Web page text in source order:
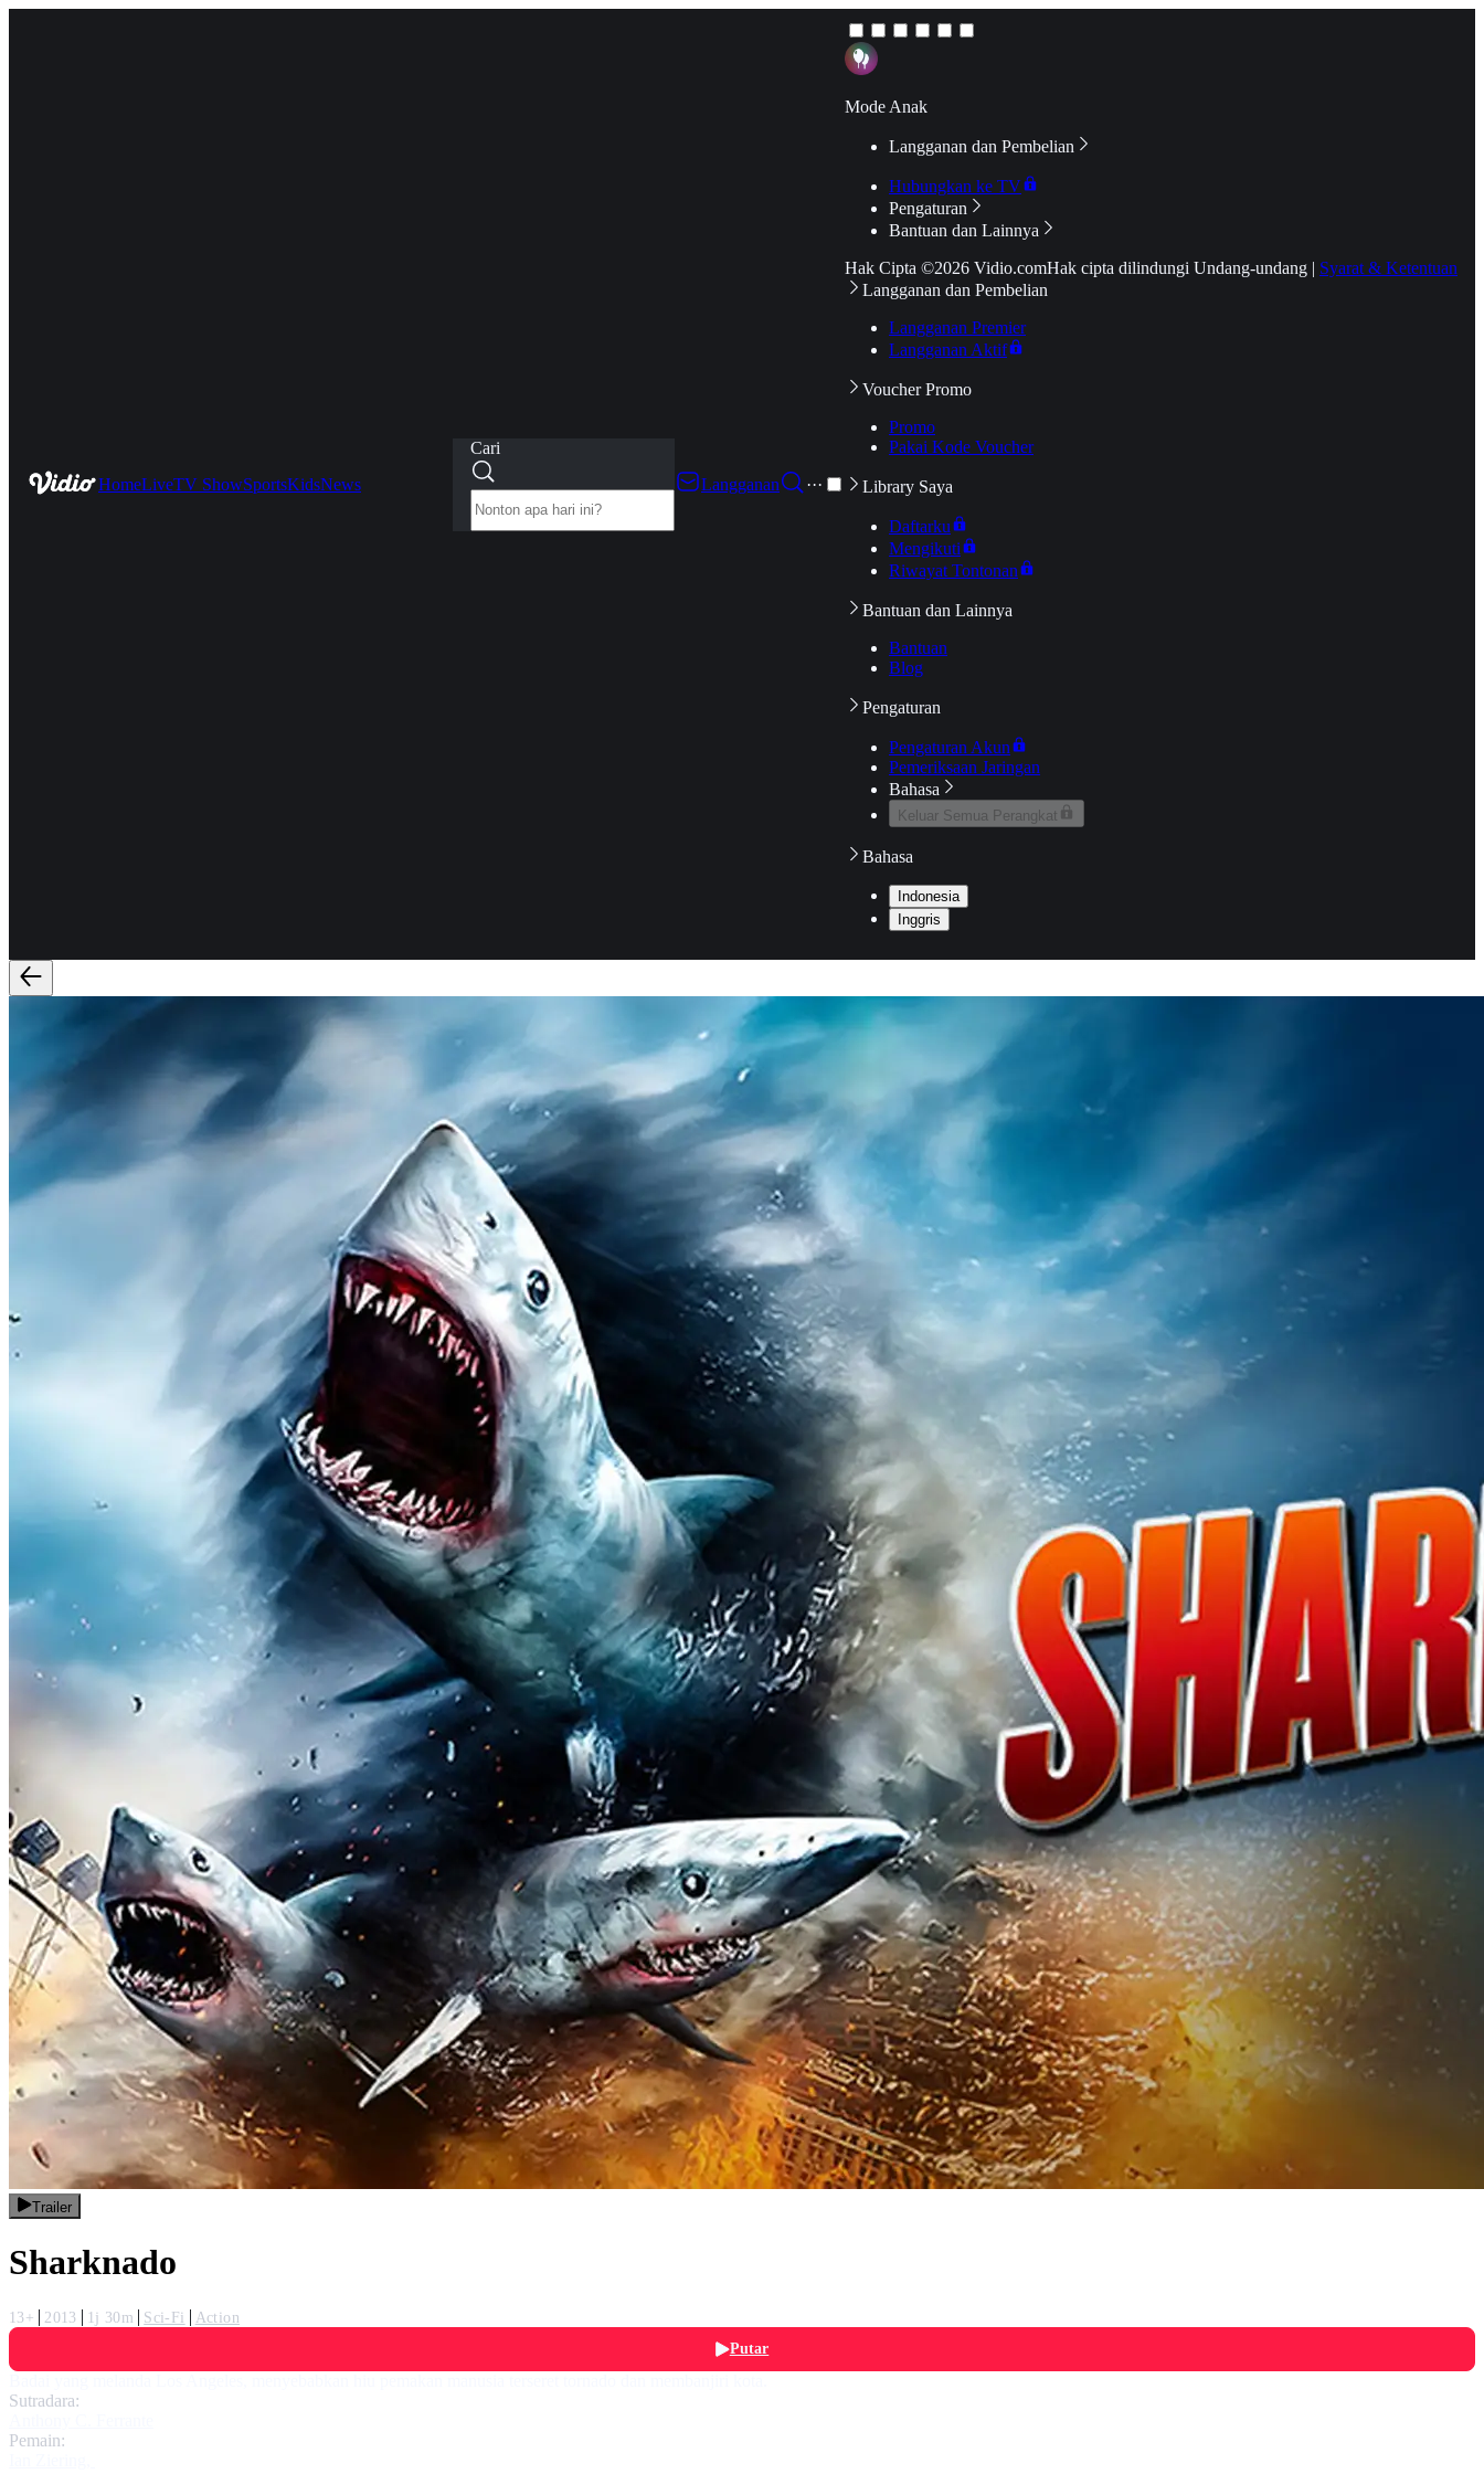
HomeLiveTV ShowSportsKidsNews
Cari
Langganan
···
Mode Anak
Langganan dan Pembelian
Hubungkan ke TV
Pengaturan
Bantuan dan Lainnya
Hak Cipta ©2026 Vidio.comHak cipta dilindungi Undang-undang | Syarat & Ketentuan
Langganan dan Pembelian
Langganan Premier
Langganan Aktif
Voucher Promo
Promo
Pakai Kode Voucher
Library Saya
Daftarku
Mengikuti
Riwayat Tontonan
Bantuan dan Lainnya
Bantuan
Blog
Pengaturan
Pengaturan Akun
Pemeriksaan Jaringan
Bahasa
Keluar Semua Perangkat
Bahasa
Indonesia
Inggris
Trailer
Sharknado
13+ 2013 1j 30m Sci-Fi
Action
Putar
Sutradara:
Pemain: